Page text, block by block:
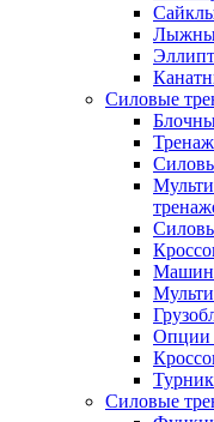
Силовые
Опции
Силовые